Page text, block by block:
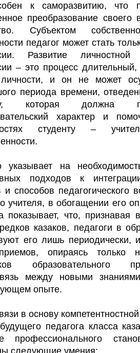
к саморазвитию, что
преобразование своего
Субъектом
педагог может стать
Развитие
– это процесс
и он не может
периода времени,
которая должна
характер и
студенту –
указывает на
подходов к
и способов педагогического
учителя, в обогащении его
показывает, что, признавая
казаков, педагоги в
его лишь периодически,
опираясь только
образовательного
между новыми
опыте.
в основу
педагога класса
профессионального